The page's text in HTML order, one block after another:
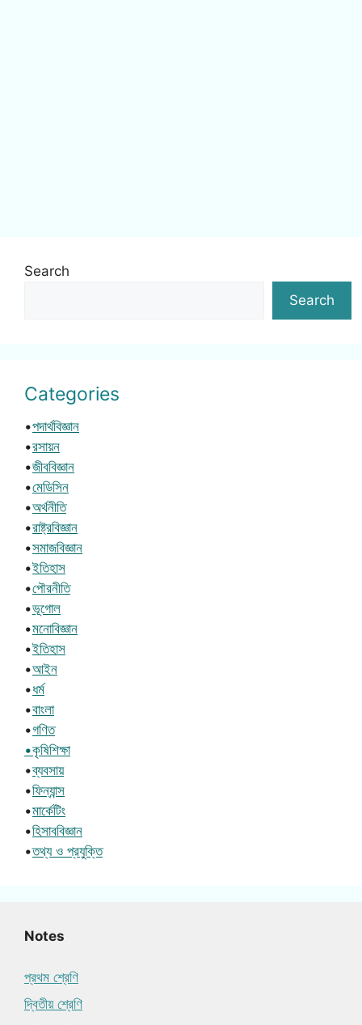
Search
Search
Categories
•পদার্থবিজ্ঞান
•রসায়ন
•জীববিজ্ঞান
•মেডিসিন
•অর্থনীতি
•রাষ্ট্রবিজ্ঞান
•সমাজবিজ্ঞান
•ইতিহাস
•পৌরনীতি
•ভূগোল
•মনোবিজ্ঞান
•ইতিহাস
•আইন
•ধর্ম
•বাংলা
•গণিত
•কৃষিশিক্ষা
•ব্যবসায়
•ফিন্যান্স
•মার্কেটিং
•হিসাববিজ্ঞান
•তথ্য ও প্রযুক্তি
Notes
প্রথম শ্রেণি
দ্বিতীয় শ্রেণি